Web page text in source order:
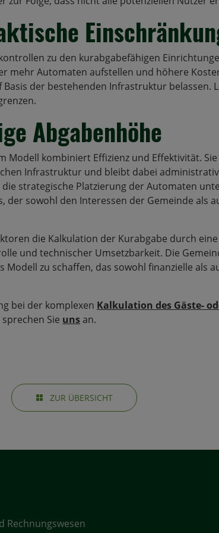
zu den kurabgabefähigen
mehr Automaten aufstellen und höhere
der bestehenden Infrastruktur belassen.
Abgabenhöhe
Modell kombiniert Effizienz und Effektivität.
Infrastruktur und bleibt dabei
strategische Platzierung der Automaten
der sowohl den Interessen der Gemeinde als
die Kalkulation der Kurabgabe durch
und technischer Umsetzbarkeit. Die
Modell zu schaffen, das sowohl finanzielle als
bei der komplexen Kalkulation des Gäste-
Sie unsan.
ZUR ÜBERSICHT
Rechnungswesen